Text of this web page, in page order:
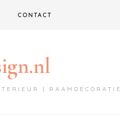
CONTACT
| RAAMDECORATIE